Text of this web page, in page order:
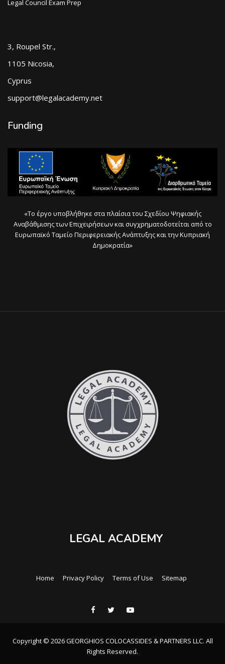
Legal Council Exam Prep
3, Roupel Str.,
1105 Nicosia,
Cyprus
support@legalacademy.net
Funding
«Το έργο υποβλήθηκε στα πλαίσια του Σχεδίου Ψηφιακής
Αναβάθμισης των Επιχειρήσεων και συγχρηματοδοτείται από το
Ευρωπαϊκό Ταμείο Περιφερειακής Ανάπτυξης και την Κυπριακή
Δημοκρατία»
LEGAL ACADEMY
Home Privacy Policy Terms of Use Sitemap
Copyright © 2026 GEORGHIOS COLOCASSIDES & PARTNERS LLC. All
Rights Reserved.